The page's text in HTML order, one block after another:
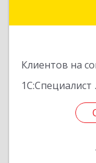
Клиентов на
1С:Специалист